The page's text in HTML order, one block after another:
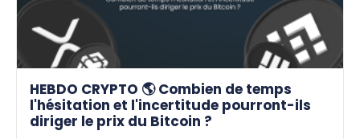
HEBDO CRYPTO 🌎 Combien de temps
l'hésitation et l'incertitude pourront-ils
diriger le prix du Bitcoin ?